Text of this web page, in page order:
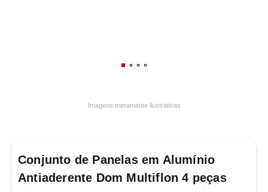
Imagens meramente ilustrativas
Conjunto de Panelas em Alumínio
Antiaderente Dom Multiflon 4 peças